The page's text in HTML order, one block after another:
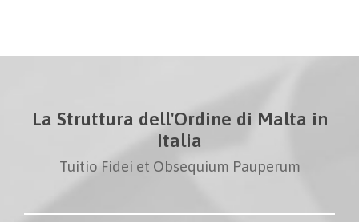
La Struttura dell'Ordine di Malta in
Italia
Tuitio Fidei et Obsequium Pauperum